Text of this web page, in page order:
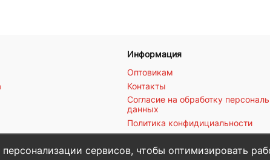
Информация
Оптовикам
Контакты
Согласие на обработку
данных
Политика конфидициальности
сервисов, чтобы оптимизировать